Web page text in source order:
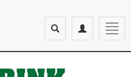
Toggle
navigation
Toggle
search